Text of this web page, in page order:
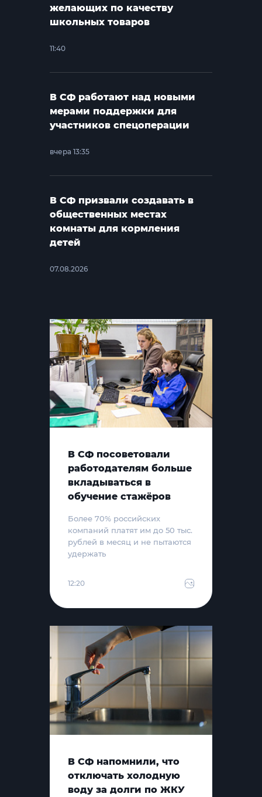
желающих по качеству
школьных товаров
11:40
В СФ работают над новыми
мерами поддержки для
участников спецоперации
вчера 13:35
В СФ призвали создавать в
общественных местах
комнаты для кормления
детей
07.08.2026
В СФ посоветовали
работодателям больше
вкладываться в
обучение стажёров
Более 70% российских
компаний платят им до 50 тыс.
рублей в месяц и не пытаются
удержать
12:20
В СФ напомнили, что
отключать холодную
воду за долги по ЖКУ